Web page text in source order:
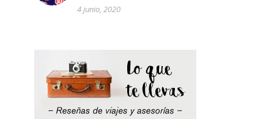
4 junio, 2020